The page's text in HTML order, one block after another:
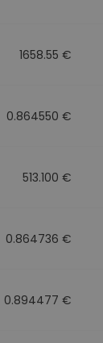
1658.55 €
0.864550 €
513.100 €
0.864736 €
0.894477 €